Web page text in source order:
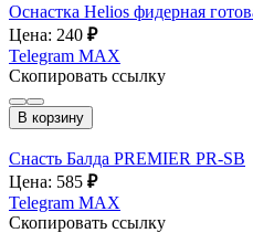
Оснастка Helios фидерная
Цена: 240 ₽
Telegram MAX
Скопировать ссылку
В корзину
Снасть Балда PREMIER PR-SB
Цена: 585 ₽
Telegram MAX
Скопировать ссылку